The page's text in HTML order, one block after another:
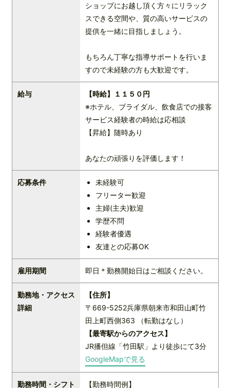
ショップにお越し頂く方々にリラック
スできる空間や、質の高いサービスの
提供を一緒に目指しましょう。
もちろん丁寧な指導サポートを行いま
すので未経験の方も大歓迎です。
給与
【時給】１１５０円
※ホテル、ブライダル、飲食店での接客
サービス経験者の時給は応相談
【昇給】随時あり
あなたの頑張りを評価します！
応募条件
未経験可
フリーター歓迎
主婦(主夫)歓迎
学歴不問
経験者優遇
友達との応募OK
雇用期間 即日＊勤務開始日はご相談ください。
勤務地・アクセス
詳細
【住所】
〒669-5252兵庫県朝来市和田山町竹
田上町西側363 （転勤はなし）
【最寄駅からのアクセス】
JR播但線「竹田駅」より徒歩にて3分
GoogleMapで見る
勤務時間・シフト 【勤務時間例】